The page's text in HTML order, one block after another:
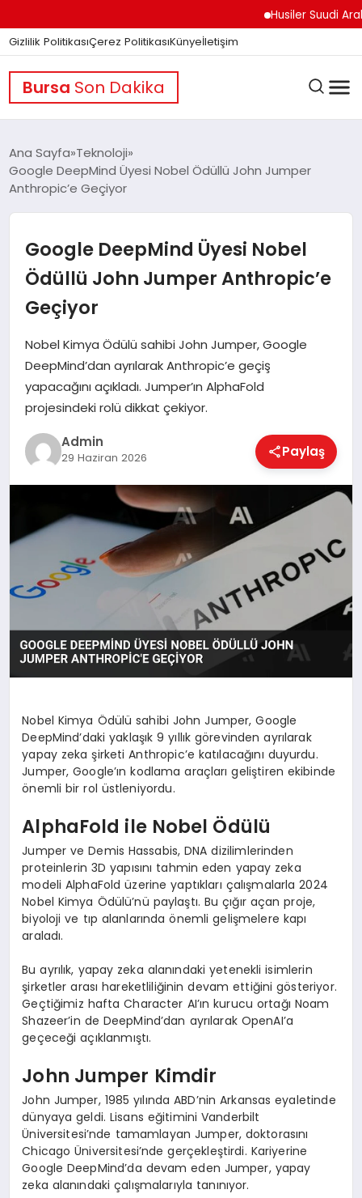
Husiler Suudi
Gizlilik PolitikasıÇerez PolitikasıKünyeİletişim
Bursa Son Dakika
GÜNDEM
DÜNYA
EĞITIM
EKONOMI
MAGAZIN
Ana Sayfa Teknoloji
Google DeepMind Üyesi Nobel Ödüllü John Jumper
Anthropic’e Geçiyor
Google DeepMind Üyesi Nobel
Ödüllü John Jumper Anthropic’e
Geçiyor
Nobel Kimya Ödülü sahibi John Jumper, Google
DeepMind’dan ayrılarak Anthropic’e geçiş
yapacağını açıkladı. Jumper’ın AlphaFold
projesindeki rolü dikkat çekiyor.
Admin
29 Haziran 2026 Paylaş
Nobel Kimya Ödülü sahibi John Jumper, Google
DeepMind’daki yaklaşık 9 yıllık görevinden ayrılarak
yapay zeka şirketi Anthropic’e katılacağını duyurdu.
Jumper, Google’ın kodlama araçları geliştiren ekibinde
önemli bir rol üstleniyordu.
AlphaFold ile Nobel Ödülü
Jumper ve Demis Hassabis, DNA dizilimlerinden
proteinlerin 3D yapısını tahmin eden yapay zeka
modeli AlphaFold üzerine yaptıkları çalışmalarla 2024
Nobel Kimya Ödülü’nü paylaştı. Bu çığır açan proje,
biyoloji ve tıp alanlarında önemli gelişmelere kapı
araladı.
Bu ayrılık, yapay zeka alanındaki yetenekli isimlerin
şirketler arası hareketliliğinin devam ettiğini gösteriyor.
Geçtiğimiz hafta Character AI’ın kurucu ortağı Noam
Shazeer’in de DeepMind’dan ayrılarak OpenAI’a
geçeceği açıklanmıştı.
John Jumper Kimdir
John Jumper, 1985 yılında ABD’nin Arkansas eyaletinde
dünyaya geldi. Lisans eğitimini Vanderbilt
Üniversitesi’nde tamamlayan Jumper, doktorasını
Chicago Üniversitesi’nde gerçekleştirdi. Kariyerine
Google DeepMind’da devam eden Jumper, yapay
zeka alanındaki çalışmalarıyla tanınıyor.